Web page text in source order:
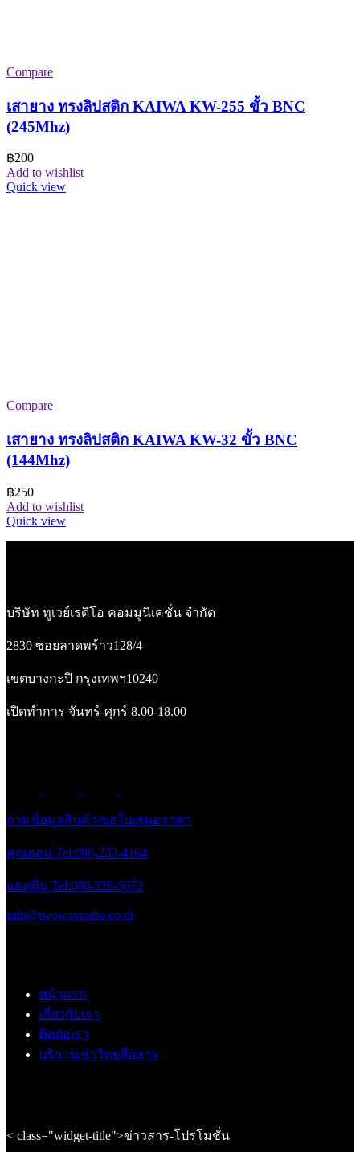
Compare
เสายาง ทรงลิปสติก KAIWA KW-255 ขั้ว BNC
(245Mhz)
฿200
Add to wishlist
Quick view
Compare
เสายาง ทรงลิปสติก KAIWA KW-32 ขั้ว BNC
(144Mhz)
฿250
Add to wishlist
Quick view
บริษัท ทูเวย์เรดิโอ คอมมูนิเคชั่น จำกัด
2830 ซอยลาดพร้าว128/4
เขตบางกะปิ กรุงเทพฯ10240
เปิดทำการ จันทร์-ศุกร์ 8.00-18.00
ถามข้อมูลสินค้า/ขอใบเสนอราคา
คุณออม Tel:096-232-4164
แอดมิน Tel:086-329-5672
info@twowayradio.co.th
หน้าแรก
เกี่ยวกับเรา
ติดต่อเรา
บริการเช่าวิทยุสื่อสาร
< class="widget-title">ข่าวสาร-โปรโมชั่น